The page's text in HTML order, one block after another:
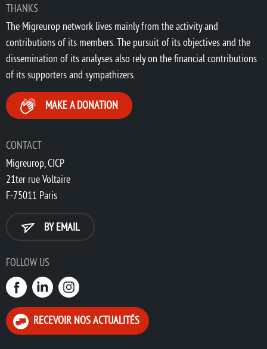
CONTACT
Migreurop, CICP
21ter rue Voltaire
F-75011 Paris
BY EMAIL
THANKS
The Migreurop network lives mainly from the activity and
contributions of its members. The pursuit of its objectives and the
dissemination of its analyses also rely on the financial contributions
of its supporters and sympathizers.
MAKE A DONATION
FOLLOW US
RECEVOIR NOS ACTUALITÉS